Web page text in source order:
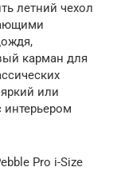
летний чехол
карман для
или
интерьером
Pro i-Size